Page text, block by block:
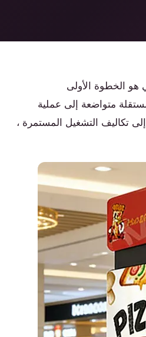
هو الخطوة الأولى
متواضعة إلى عملية
تكاليف التشغيل المستمرة ،